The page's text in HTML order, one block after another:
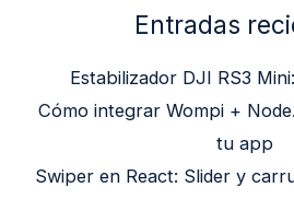
Entradas
Estabilizador DJI RS3
Cómo integrar Wompi +
tu app
Swiper en React: Slider y